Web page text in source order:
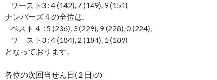
ワースト3 : 4 (142), 7 (149), 9 (151)
ナンバーズ４の全位は,
ベスト４ : 5 (236), 3 (229), 9 (228), 0 (224),
ワースト3 : 4 (184), 2 (184), 1 (189)
となっております。
各位の次回当せん日( 2 日)の